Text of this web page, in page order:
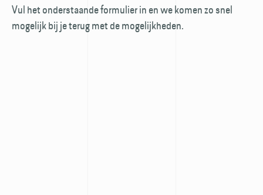
Vul het onderstaande formulier in en we komen zo snel
mogelijk bij je terug met de mogelijkheden.